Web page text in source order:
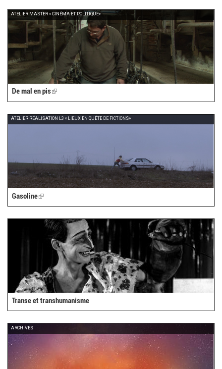
ATELIER MASTER « CINÉMA ET POLITIQUE»
De mal en pis(link
ATELIER RÉALISATION L3 « LIEUX EN QUÊTE DE FICTIONS»
Gasoline(link
is
Transe et transhumanisme
ARCHIVES